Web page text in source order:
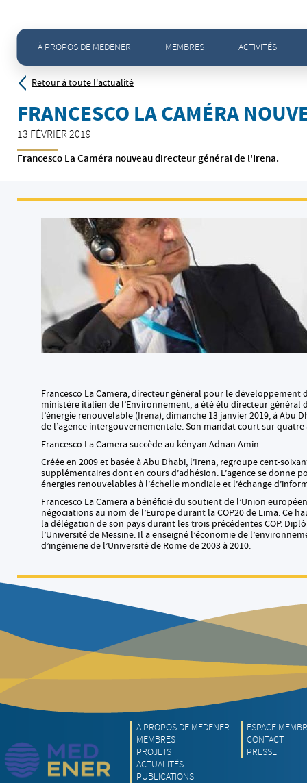
À PROPOS DE MEDENER MEMBRES ACTIVITÉS
Accueil> Actualités - Toute l'actualité> Francesco La Caméra nouveau directeur général de l’Irena
Retour à toute l'actualité
FRANCESCO LA CAMÉRA
13 FÉVRIER 2019
Francesco La Caméra nouveau directeur général de l'Irena.
Francesco La Camera, directeur général pour le développement
ministère italien de l’Environnement, a été élu directeur général
l’énergie renouvelable (Irena), dimanche 13 janvier 2019, à Abu
de l’agence intergouvernementale. Son mandat court sur quatre
Francesco La Camera succède au kényan Adnan Amin.
Créée en 2009 et basée à Abu Dhabi, l’Irena, regroupe cent-
supplémentaires dont en cours d’adhésion. L’agence se donne
énergies renouvelables à l’échelle mondiale et l’échange
Francesco La Camera a bénéficié du soutient de l’Union
négociations au nom de l’Europe durant la COP20 de Lima. Ce
la délégation de son pays durant les trois précédentes COP.
l’Université de Messine. Il a enseigné l’économie de
d’ingénierie de l’Université de Rome de 2003 à 2010.
À PROPOS DE MEDENER
MEMBRES
PROJETS
ACTUALITÉS
PUBLICATIONS
ESPACE
CONTACT
PRESSE